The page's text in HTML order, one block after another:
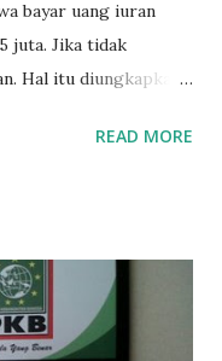
bayar uang iuran
juta. Jika tidak
Hal itu diungkapkan
mengatakan, ada
ortu nya pinjam
bisa ikut ujian.
saudara saya,
READ MORE